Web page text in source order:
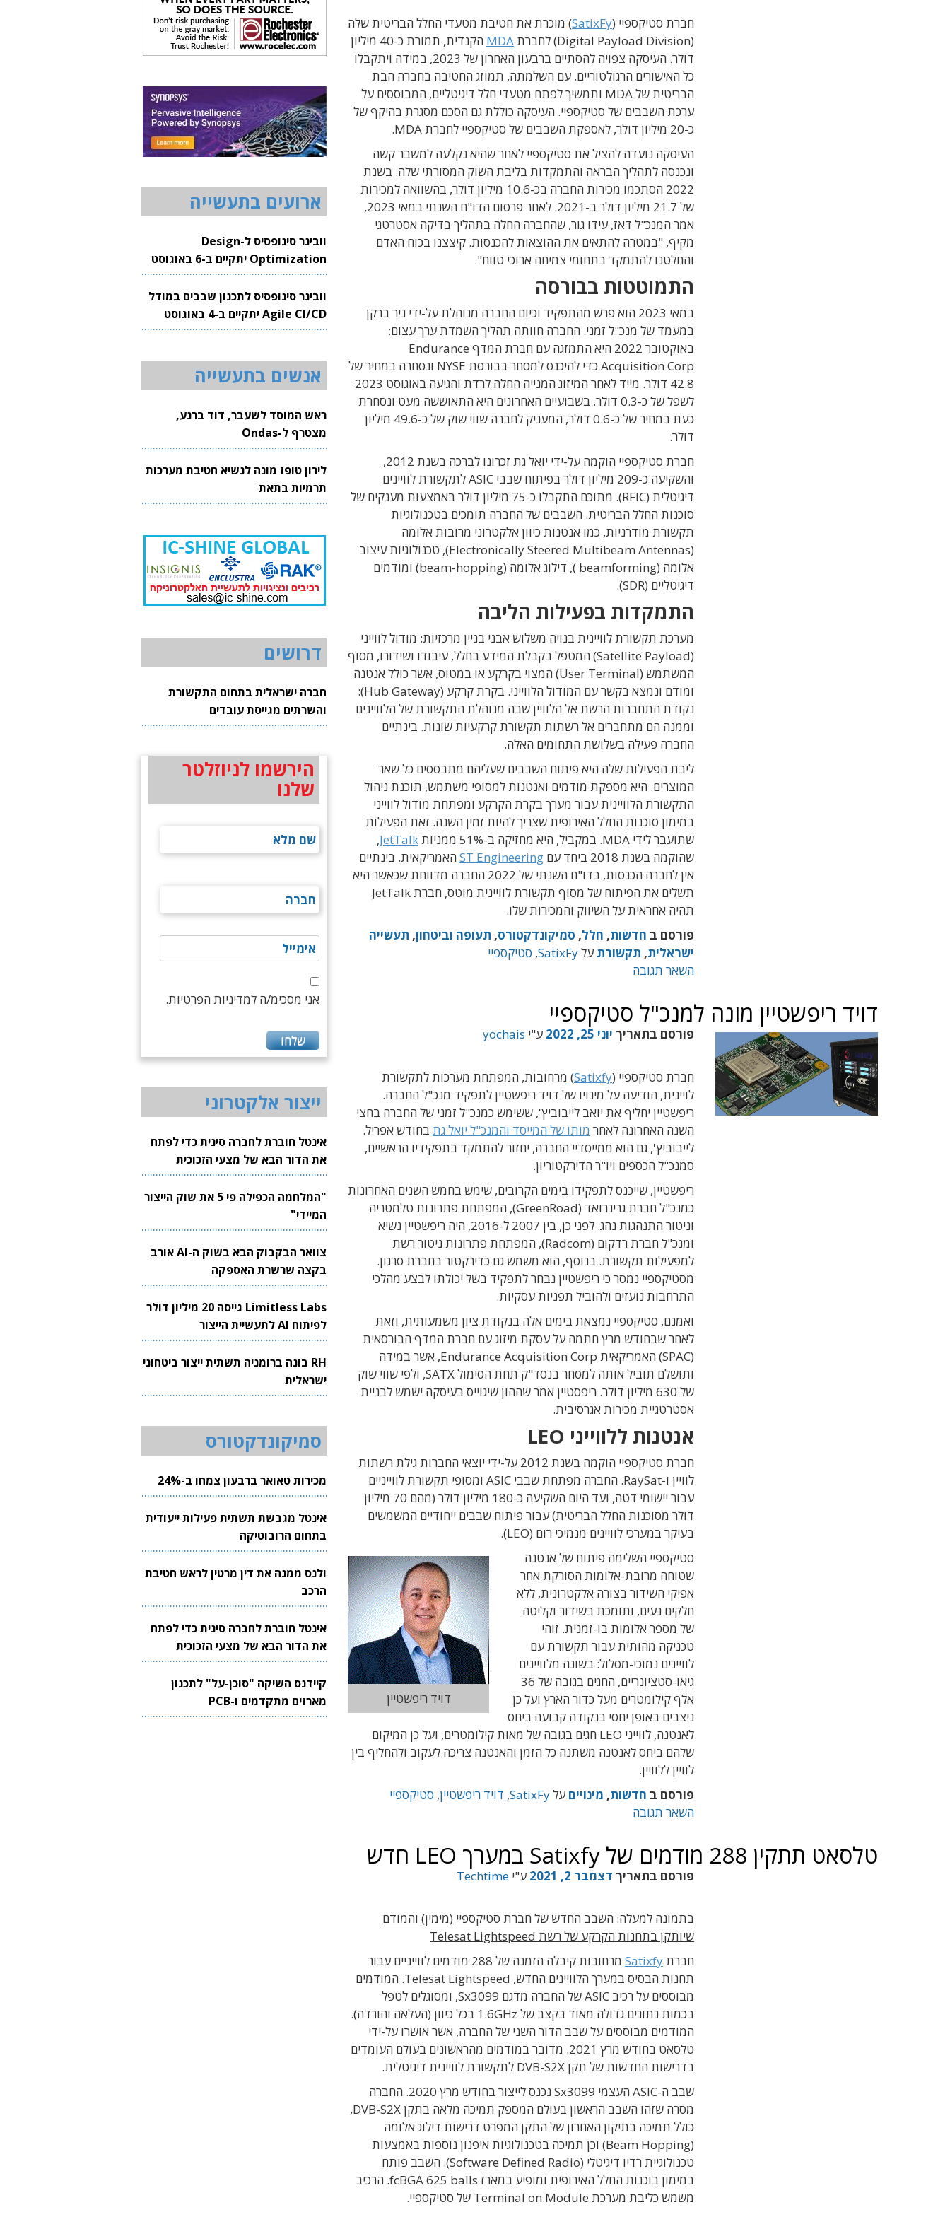
חברת סטיקספיי (SatixFy) מוכרת את חטיבת מטעדי החלל הבריטית שלה
(Digital Payload Division) לחברת
MDA
הקנדית, תמורת כ-40 מיליון
דולר. העיסקה צפויה להסתיים ברבעון האחרון של 2023, במידה ויתקבלו
כל האישורים הרגולטוריים. עם השלמתה, תמוזג החטיבה בחברה הבת
הבריטית של MDA ותמשיך לפתח מטעדי חלל דיגיטליים, המבוססים על
ערכת השבבים של סטיקספיי. העיסקה כוללת גם הסכם מסגרת בהיקף של
כ-20 מיליון דולר, לאספקת השבבים של סטיקספיי לחברת MDA.
העיסקה נועדה להציל את סטיקספיי לאחר שהיא נקלעה למשבר קשה
ונכנסה לתהליך הבראה והתמקדות בליבת השוק המסורתי שלה. בשנת
2022 הסתכמו מכירות החברה בכ-10.6 מיליון דולר, בהשוואה למכירות
של 21.7 מיליון דולר ב-2021. לאחר פרסום הדו"ח השנתי במאי 2023,
אמר המנכ"ל דאז, עידו גור, שהחברה החלה בתהליך בדיקה אסטרטגי
מקיף, "במטרה להתאים את ההוצאות להכנסות. קיצצנו בכוח האדם
והחלטנו להתמקד בתחומי צמיחה ארוכי טווח".
התמוטטות בבורסה
במאי 2023 הוא פרש מהתפקיד וכיום החברה מנוהלת על-ידי ניר ברקן
במעמד של מנכ"ל זמני. החברה חוותה תהליך השמדת ערך עצום:
באוקטובר 2022 היא התמזגה עם חברת המדף Endurance
Acquisition Corp כדי להיכנס למסחר בבורסת NYSE ונסחרה במחיר של
42.8 דולר. מייד לאחר המיזוג המנייה החלה לרדת והגיעה באוגוסט 2023
לשפל של כ-0.3 דולר. בשבועיים האחרונים היא התאוששה מעט ונסחרת
כעת במחיר של כ-0.6 דולר, המעניק לחברה שווי שוק של כ-49.6 מיליון
דולר.
חברת סטיקספיי הוקמה על-ידי יואל גת זכרונו לברכה בשנת 2012,
והשקיעה כ-209 מיליון דולר בפיתוח שבבי ASIC לתקשורת לוויינים
דיגיטלית (RFIC). מתוכם התקבלו כ-75 מיליון דולר באמצעות מענקים של
סוכנות החלל הבריטית. השבבים של החברה תומכים בטכנולוגיות
תקשורת מודרניות, כמו אנטנות כיוון אלקטרוני מרובות אלומה
(Electronically Steered Multibeam Antennas), טכנולוגיות עיצוב
אלומה (beamforming ), דילוג אלומה (beam-hopping) ומודמים
דיגיטליים (SDR).
התמקדות בפעילות הליבה
מערכת תקשורת לוויינית בנויה משלוש אבני בניין מרכזיות: מודול לווייני
(Satellite Payload) המטפל בקבלת המידע בחלל, עיבודו ושידורו, מסוף
המשתמש (User Terminal) המצוי בקרקע או במטוס, אשר כולל אנטנה
ומודם ונמצא בקשר עם המודול הלווייני. בקרת קרקע (Hub Gateway):
נקודת התחברות הרשת אל הלוויין שבה מנוהלת התקשורת של הלוויינים
וממנה הם מתחברים אל רשתות תקשורת קרקעיות שונות. בינתיים
החברה פעילה בשלושת התחומים האלה.
ליבת הפעילות שלה היא פיתוח השבבים שעליהם מתבססים כל שאר
המוצרים. היא מספקת מודמים ואנטנות למסופי משתמש, תוכנת ניהול
התקשורת הלוויינית עבור מערך בקרת הקרקע ומפתחת מודול לווייני
במימון סוכנות החלל האירופית שצריך להיות זמין השנה. זאת הפעילות
שתועבר לידי MDA. במקביל, היא מחזיקה ב-51% ממניות
JetTalk
,
שהוקמה בשנת 2018 ביחד עם
ST Engineeringהאמריקאית. בינתיים
אין לחברה הכנסות, בדו"ח השנתי של 2022 החברה מדווחת שכאשר היא
תשלים את הפיתוח של מסוף תקשורת לוויינית מוטס, חברת JetTalk
תהיה אחראית על השיווק והמכירות שלו.
פורסם ב חדשות, חלל, סמיקונדקטורס, תעופה וביטחון, תעשייה
ישראלית, תקשורת עלSatixFy
, סטיקספיי
השאר תגובה
דויד ריפשטיין מונה למנכ"ל סטיקספיי
פורסם בתאריך יוני 25, 2022 ע"י yochais
חברת סטיקספיי (Satixfy) מרחובות, המפתחת מערכות לתקשורת
לויינית, הודיעה על מינויו של דויד ריפשטיין לתפקיד מנכ"ל החברה.
ריפשטיין יחליף את יואב לייבוביץ', ששימש כמנכ"ל זמני של החברה בחצי
השנה האחרונה לאחר מותו של המייסד והמנכ"ל יואל גת בחודש אפריל.
לייבוביץ', גם הוא ממייסדיי החברה, יחזור להתמקד בתפקידיו הראשיים,
סמנכ"ל הכספים ויו"ר הדירקטוריון.
ריפשטיין, שייכנס לתפקידו בימים הקרובים, שימש בחמש השנים האחרונות
כמנכ"ל חברת גרינרואד (GreenRoad), המפתחת פתרונות טלמטריה
וניטור התנהגות נהג. לפני כן, בין 2007 ל-2016, היה ריפשטיין נשיא
ומנכ"ל חברת רדקום (Radcom), המפתחת פתרונות ניטור רשת
למפעילות תקשורת. בנוסף, הוא משמש גם כדירקטור בחברת סרגון.
מסטיקספיי נמסר כי ריפשטיין נבחר לתפקיד בשל יכולתו לבצע מהלכי
התרחבות נועזים ולהוביל תפניות עסקיות.
ואמנם, סטיקספיי נמצאת בימים אלה בנקודת ציון משמעותית, וזאת
לאחר שבחודש מרץ חתמה על עסקת מיזוג עם חברת המדף הבורסאית
(SPAC) האמריקאית Endurance Acquisition Corp, אשר במידה
ותושלם תוביל אותה למסחר בנסד"ק תחת הסימול SATX, ולפי שווי שוק
של 630 מיליון דולר. ריפסטיין אמר שההון שיגוייס בעיסקה ישמש לבניית
אסטרטגיית מכירות אגרסיבית.
אנטנות ללווייני LEO
חברת סטיקספיי הוקמה בשנת 2012 על-ידי יוצאי החברות גילת רשתות
לוויין ו-RaySat. החברה מפתחת שבבי ASIC ומסופי תקשורת לווייניים
עבור יישומי דטה, ועד היום השקיעה כ-180 מיליון דולר (מהם 70 מיליון
דולר מסוכנות החלל הבריטית) עבור פיתוח שבבים ייחודיים המשמשים
בעיקר במערכי לוויינים מנמיכי רום (LEO).
דויד ריפשטיין
סטיקספיי השלימה פיתוח של אנטנה
שטוחה מרובת-אלומות הסורקת אחר
אפיקי השידור בצורה אלקטרונית, ללא
חלקים נעים, ותומכת בשידור וקליטה
של מספר אלומות בו-זמנית. זוהי
טכניקה מהותית עבור תקשורת עם
לוויינים נמוכי-מסלול: בשונה מלוויינים
גיאו-סטציונריים, החגים בגובה של 36
אלף קילומטרים מעל כדור הארץ ועל כן
ניצבים באופן יחסי בנקודה קבועה ביחס
לאנטנה, לווייני LEO חגים בגובה של מאות קילומטרים, ועל כן המיקום
שלהם ביחס לאנטנה משתנה כל הזמן והאנטנה צריכה לעקוב ולהחליף בין
לוויין ללוויין.
פורסם ב חדשות, מינויים עלSatixFy
, דויד ריפשטיין, סטיקספיי
השאר תגובה
טלסאט תתקין 288 מודמים של Satixfy במערך LEO חדש
פורסם בתאריך דצמבר 2, 2021 ע"י Techtime
בתמונה למעלה: השבב החדש של חברת סטיקספיי (מימין) והמודם
שיותקן בתחנות הקרקע של רשת Telesat Lightspeed
חברתSatixfy
מרחובות קיבלה הזמנה של 288 מודמים לווייניים עבור
תחנות הבסיס במערך הלוויינים החדש, Telesat Lightspeed. המודמים
מבוססים על רכיב ASIC של החברה מדגם Sx3099, ומסוגלים לטפל
בכמות נתונים גדולה מאוד בקצב של 1.6GHz בכל כיוון (העלאה והורדה).
המודמים מבוססים על שבב הדור השני של החברה, אשר אושרו על-ידי
טלסאט בחודש מרץ 2021. מדובר במודמים מהראשונים בעולם העומדים
בדרישות החדשות של תקן DVB-S2X לתקשורת לוויינית דיגיטלית.
שבב ה-ASIC העצמי Sx3099 נכנס לייצור בחודש מרץ 2020. החברה
מסרה שזהו השבב הראשון בעולם המספק תמיכה מלאה בתקן DVB-S2X,
כולל תמיכה בתיקון האחרון של התקן המפרט דרישות דילוג אלומה
(Beam Hopping) וכן תמיכה בטכנולוגיות איפנון נוספות באמצעות
טכנולוגיית רדיו דיגיטלי (Software Defined Radio). השבב פותח
במימון בוכנות החלל האירופית ומופיע במארז fcBGA 625 balls. הרכיב
משמש כליבת מערכת Terminal on Module של סטיקספיי.
ארועים בתעשייה
וובינר סינופסיס ל-Design
Optimization יתקיים ב-6 באוגוסט
2026
וובינר סינופסיס לתכנון שבבים במודל
Agile CI/CD יתקיים ב-4 באוגוסט
2026
אנשים בתעשייה
ראש המוסד לשעבר, דוד ברנע,
מצטרף ל-Ondas
לירון טופז מונה לנשיא חטיבת מערכות
תרמיות בתאת
דרושים
חברה ישראלית בתחום התקשורת
והשרתים מגייסת עובדים
הירשמו לניוזלטר
שלנו
אני מסכימ/ה למדיניות הפרטיות.
ייצור אלקטרוני
אינטל חוברת לחברה סינית כדי לפתח
את הדור הבא של מצעי הזכוכית
לשבבים
"המלחמה הכפילה פי 5 את שוק הייצור
המיידי"
צוואר הבקבוק הבא בשוק ה-AI אורב
בקצה שרשרת האספקה
Limitless Labs גייסה 20 מיליון דולר
לפיתוח AI לתעשיית הייצור
RH בונה ברומניה תשתית ייצור ביטחוני
ישראלית
סמיקונדקטורס
מכירות טאואר ברבעון צמחו ב-24%
אינטל מגבשת תשתית פעילות ייעודית
בתחום הרובוטיקה
ולנס ממנה את דין מרטין לראש חטיבת
הרכב
אינטל חוברת לחברה סינית כדי לפתח
את הדור הבא של מצעי הזכוכית
לשבבים
קיידנס השיקה "סוכן-על" לתכנון
מארזים מתקדמים ו-PCB